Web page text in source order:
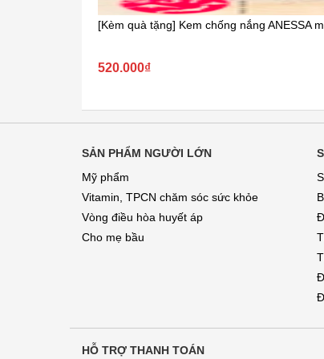
[Kèm quà tặng] Kem chống nắng ANESSA
520.000₫
SẢN PHẨM NGƯỜI LỚN
Mỹ phẩm
Vitamin, TPCN chăm sóc sức khỏe
Vòng điều hòa huyết áp
Cho mẹ bầu
HỖ TRỢ THANH TOÁN